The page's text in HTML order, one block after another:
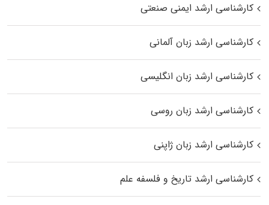
کارشناسی ارشد ایمنی صنعتی
کارشناسی ارشد زبان آلمانی
کارشناسی ارشد زبان انگلیسی
کارشناسی ارشد زبان روسی
کارشناسی ارشد زبان ژاپنی
کارشناسی ارشد تاریخ و فلسفه علم